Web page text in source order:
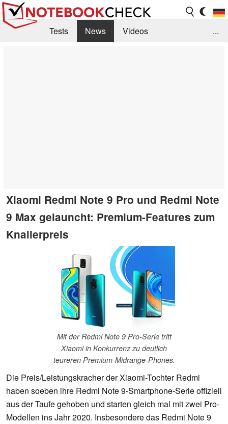
Tests News
Videos
...
Xiaomi Redmi Note 9 Pro und Redmi Note
9 Max gelauncht: Premium-Features zum
Knallerpreis
Mit der Redmi Note 9 Pro-Serie tritt
Xiaomi in Konkurrenz zu deutlich
teureren Premium-Midrange-Phones.
Die Preis/Leistungskracher der Xiaomi-Tochter Redmi
haben soeben ihre Redmi Note 9-Smartphone-Serie offiziell
aus der Taufe gehoben und starten gleich mal mit zwei Pro-
Modellen ins Jahr 2020. Insbesondere das Redmi Note 9